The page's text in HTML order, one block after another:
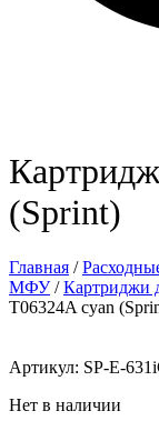
(Sprint)
Главная /
МФУ/Картриджи
T06324A cyan
Артикул: SP-E-
Нет в наличии